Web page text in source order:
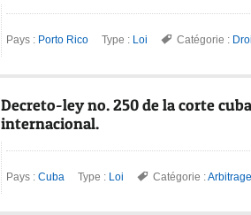
Pays : Porto Rico Type : Loi Catégorie :
Decreto-ley no. 250 de la corte
internacional.
Pays : Cuba Type : Loi Catégorie :Arbitrage